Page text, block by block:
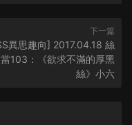
下一篇
異思趣向] 2017.04.18 絲
103：《欲求不滿的厚黑
絲》小六